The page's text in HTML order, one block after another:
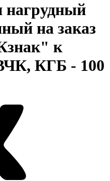
нагрудный
на заказ
к
КГБ - 100